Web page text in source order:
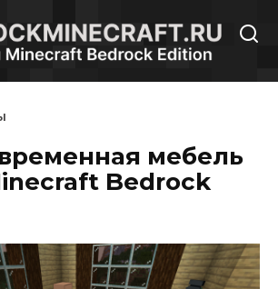
мебель
Bedrock